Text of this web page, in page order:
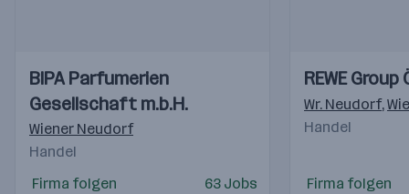
Videos
Einblicke
Einblicke
BIPA Parfumerien
Gesellschaft m.b.H.
Wiener Neudorf
Handel
Firma folgen
63 Jobs
Videos
Einblicke
Einblicke
REWE
Wr. Neudorf,
Handel
Firma folgen